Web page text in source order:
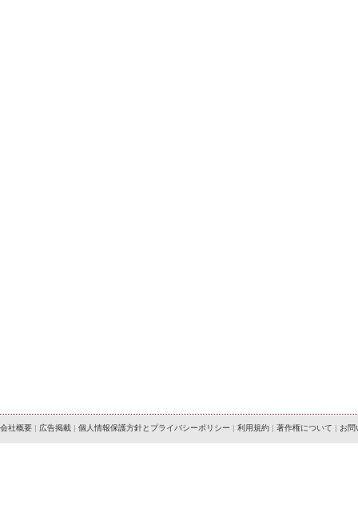
会社概要 | 広告掲載 | 個人情報保護方針とプライバシーポリシー | 利用規約 | 著作権について | お問